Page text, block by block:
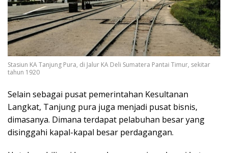
Stasiun KA Tanjung Pura, di Jalur KA Deli Sumatera Pantai Timur, sekitar
tahun 1920
Selain sebagai pusat pemerintahan Kesultanan
Langkat, Tanjung pura juga menjadi pusat bisnis,
dimasanya. Dimana terdapat pelabuhan besar yang
disinggahi kapal-kapal besar perdagangan.